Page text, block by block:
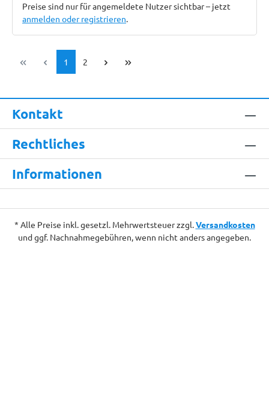
Preise sind nur für angemeldete Nutzer sichtbar – jetzt
anmelden oder registrieren.
Seite
1 Seite
2
Kontakt
Rechtliches
Informationen
* Alle Preise inkl. gesetzl. Mehrwertsteuer zzgl.Versandkosten
und ggf. Nachnahmegebühren, wenn nicht anders angegeben.